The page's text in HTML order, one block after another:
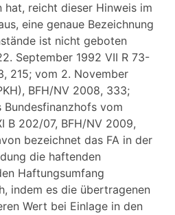
hat, reicht dieser Hinweis im
eine genaue Bezeichnung
ist nicht geboten
September 1992 VII R 73-
215; vom 2. November
BFH/NV 2008, 333;
Bundesfinanzhofs vom
B 202/07, BFH/NV 2009,
bezeichnet das FA in der
die haftenden
Haftungsumfang
indem es die übertragenen
Wert bei Einlage in den